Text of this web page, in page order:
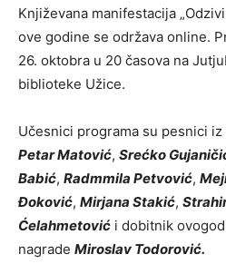
Književana manifestacija
ove godine se održava online.
26. oktobra u 20 časova na
biblioteke Užice.
Učesnici programa su pesnici
Petar Matović, Srećko
Babić, Radmmila Petvović,
Đoković, Mirjana Stakić,
Ćelahmetović i dobitnik
nagrade Miroslav Todorović.